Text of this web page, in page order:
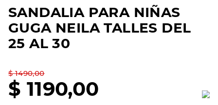
SANDALIA PARA NIÑAS
GUGA NEILA TALLES DEL
25 AL 30
$ 1490,00
$ 1190,00
skechers
3.
skechers slip-ins